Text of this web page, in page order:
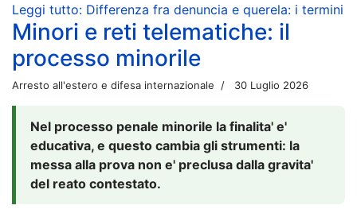
Leggi tutto: Differenza fra denuncia e querela: i termini
Minori e reti telematiche: il
processo minorile
Arresto all'estero e difesa internazionale 30 Luglio 2026
Nel processo penale minorile la finalita' e'
educativa, e questo cambia gli strumenti: la
messa alla prova non e' preclusa dalla gravita'
del reato contestato.